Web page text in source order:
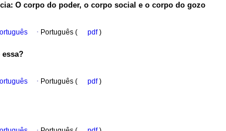
: O corpo do poder, o corpo social e o corpo do gozo
· Português ( pdf)
essa?
· Português ( pdf)